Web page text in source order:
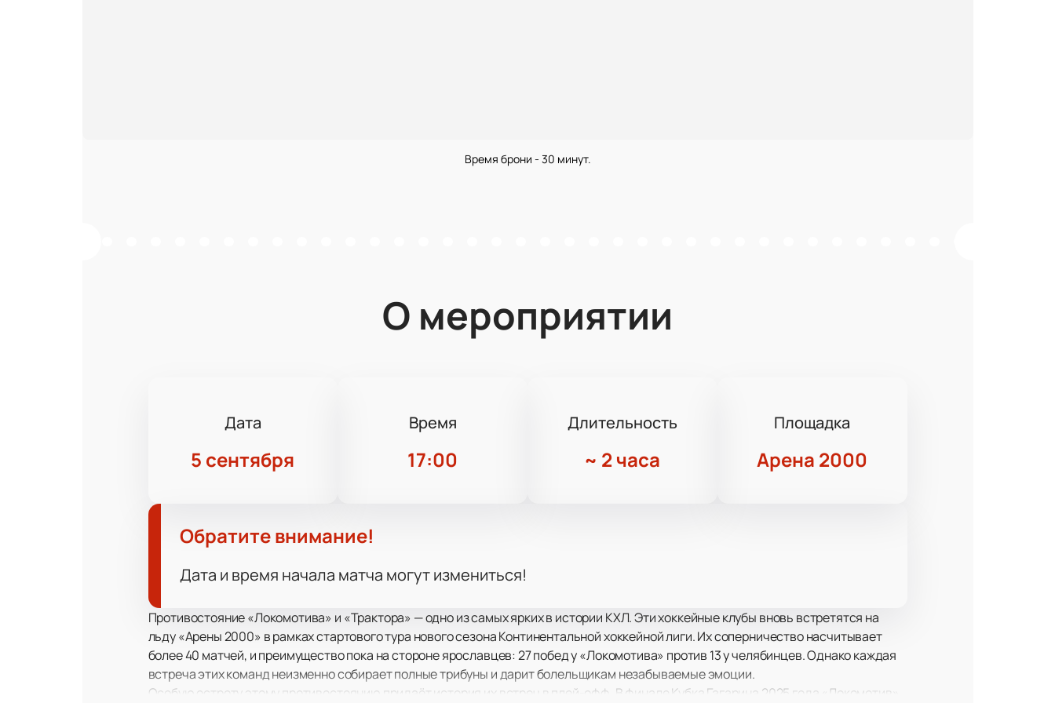
Время брони - 30 минут.
О мероприятии
Дата
5 сентября
Время
17:00
Длительность
~ 2 часа
Площадка
Арена 2000
Обратите внимание!
Дата и время начала матча могут измениться!
Противостояние «Локомотива» и «Трактора» — одно из самых ярких в истории КХЛ. Эти хоккейные клубы вновь встретятся на
льду «Арены 2000» в рамках стартового тура нового сезона Континентальной хоккейной лиги. Их соперничество насчитывает
более 40 матчей, и преимущество пока на стороне ярославцев: 27 побед у «Локомотива» против 13 у челябинцев. Однако каждая
встреча этих команд неизменно собирает полные трибуны и дарит болельщикам незабываемые эмоции.
Особую остроту этому противостоянию придаёт история их встреч в плей-офф. В финале Кубка Гагарина 2025 года «Локомотив»